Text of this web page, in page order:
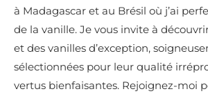
à Madagascar et au Brésil où j’ai
de la vanille. Je vous invite à
et des vanilles d’exception,
sélectionnées pour leur qualité
vertus bienfaisantes. Rejoignez-moi